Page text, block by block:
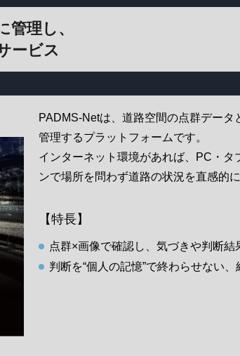
理し、
ービス
PADMS‑Netは、道路空間の点群デー
管理するプラットフォームです。
インターネット環境があれば、PC・タ
ンで場所を問わず道路の状況を直感的
【特長】
点群×画像で確認し、気づきや判断結
判断を“個人の記憶”で終わらせない